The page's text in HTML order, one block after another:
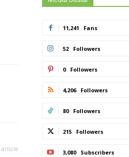
article
11,241 Fans
52 Followers
0 Followers
4,206 Followers
80 Followers
215 Followers
3,080 Subscribers